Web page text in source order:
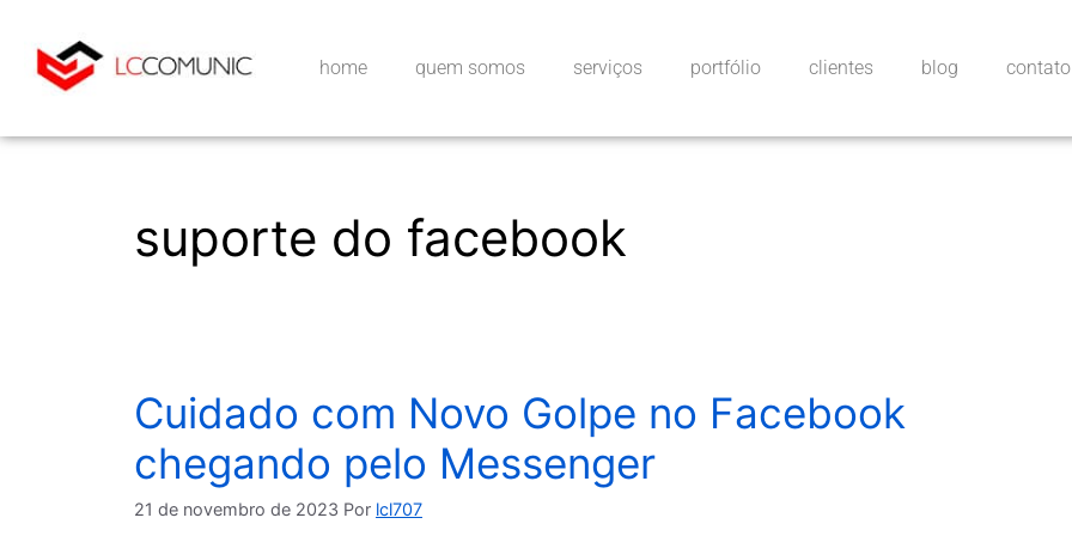
home quem somos serviços portfólio clientes blog contato
suporte do facebook
Cuidado com Novo Golpe no Facebook
chegando pelo Messenger
21 de novembro de 2023 Por lcl707